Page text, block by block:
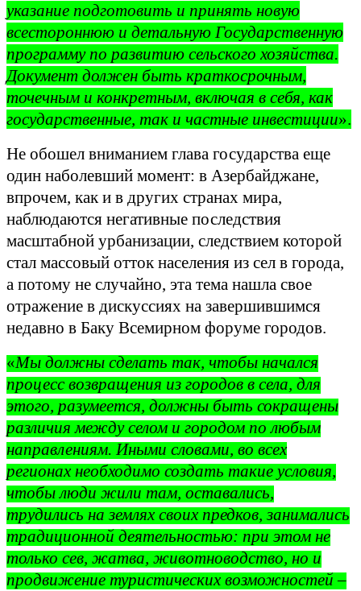
указание подготовить и принять новую
всестороннюю и детальную Государственную
программу по развитию сельского хозяйства.
Документ должен быть краткосрочным,
точечным и конкретным, включая в себя, как
государственные, так и частные инвестиции».
Не обошел вниманием глава государства еще
один наболевший момент: в Азербайджане,
впрочем, как и в других странах мира,
наблюдаются негативные последствия
масштабной урбанизации, следствием которой
стал массовый отток населения из сел в города,
а потому не случайно, эта тема нашла свое
отражение в дискуссиях на завершившимся
недавно в Баку Всемирном форуме городов.
«Мы должны сделать так, чтобы начался
процесс возвращения из городов в села, для
этого, разумеется, должны быть сокращены
различия между селом и городом по любым
направлениям. Иными словами, во всех
регионах необходимо создать такие условия,
чтобы люди жили там, оставались,
трудились на землях своих предков, занимались
традиционной деятельностью: при этом не
только сев, жатва, животноводство, но и
продвижение туристических возможностей –